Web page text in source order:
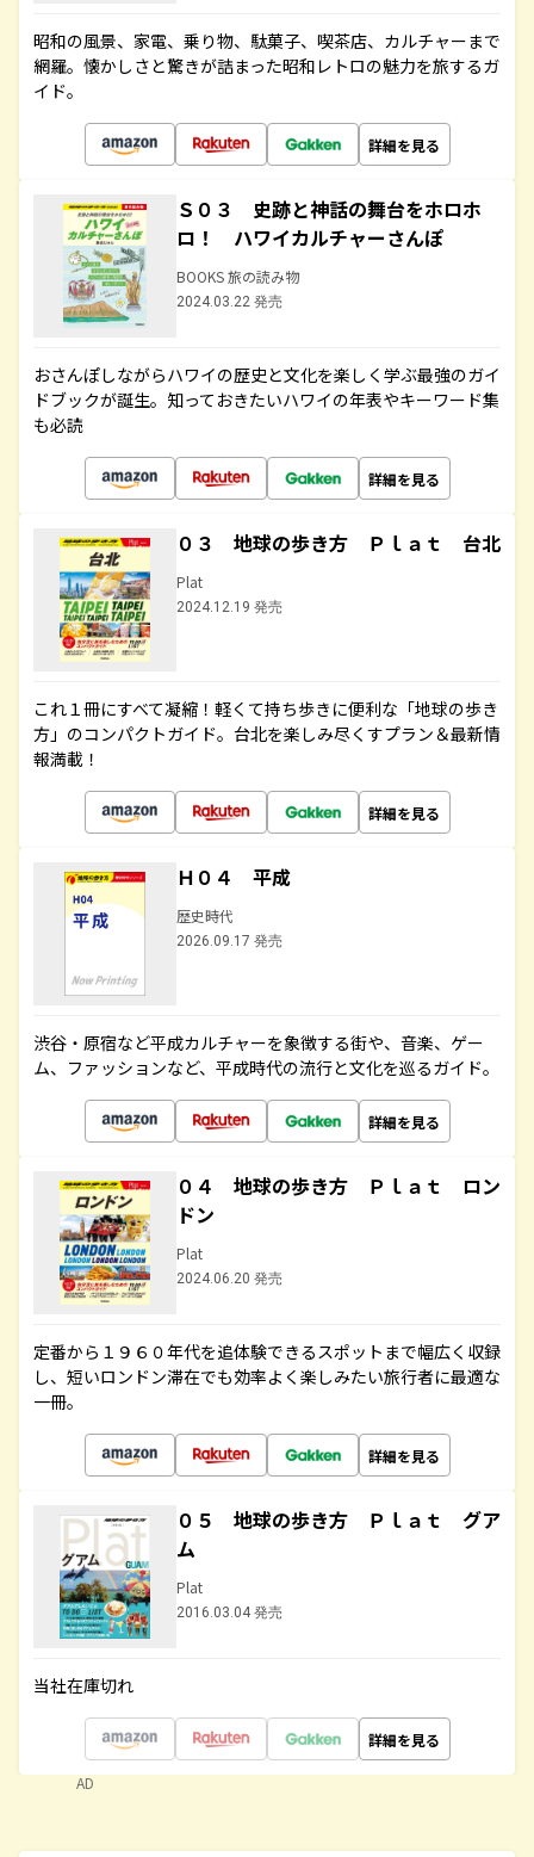
昭和の風景、家電、乗り物、駄菓子、喫茶店、カルチャーまで
網羅。懐かしさと驚きが詰まった昭和レトロの魅力を旅するガ
イド。
詳細を見る
Ｓ０３ 史跡と神話の舞台をホロホ
ロ！ ハワイカルチャーさんぽ
BOOKS 旅の読み物
2024.03.22 発売
おさんぽしながらハワイの歴史と文化を楽しく学ぶ最強のガイ
ドブックが誕生。知っておきたいハワイの年表やキーワード集
も必読
詳細を見る
０３ 地球の歩き方 Ｐｌａｔ 台北
Plat
2024.12.19 発売
これ１冊にすべて凝縮！軽くて持ち歩きに便利な「地球の歩き
方」のコンパクトガイド。台北を楽しみ尽くすプラン＆最新情
報満載！
詳細を見る
Ｈ０４ 平成
歴史時代
2026.09.17 発売
渋谷・原宿など平成カルチャーを象徴する街や、音楽、ゲー
ム、ファッションなど、平成時代の流行と文化を巡るガイド。
詳細を見る
０４ 地球の歩き方 Ｐｌａｔ ロン
ドン
Plat
2024.06.20 発売
定番から１９６０年代を追体験できるスポットまで幅広く収録
し、短いロンドン滞在でも効率よく楽しみたい旅行者に最適な
一冊。
詳細を見る
０５ 地球の歩き方 Ｐｌａｔ グア
ム
Plat
2016.03.04 発売
当社在庫切れ
詳細を見る
AD